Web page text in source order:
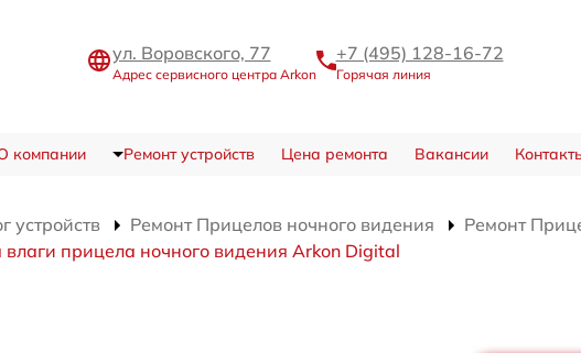
ул. Воровского, 77
Адрес сервисного центра Arkon
+7 (495) 128-16-72
Горячая линия
компании Ремонт устройств Цена ремонта Вакансии
устройств Ремонт Прицелов ночного видения
Ремонт
прицела ночного видения Arkon Digital